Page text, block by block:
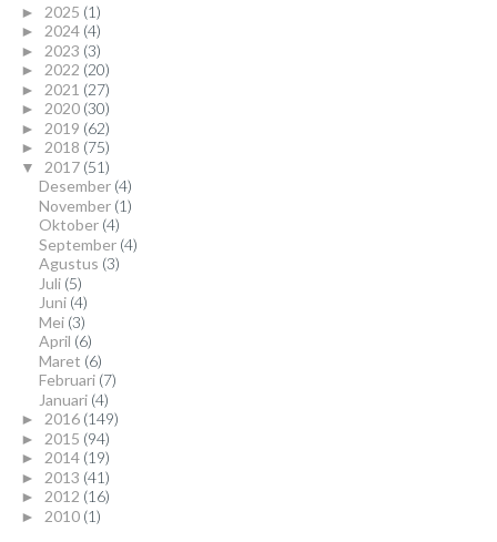
► 2025 (1)
► 2024 (4)
► 2023 (3)
► 2022 (20)
► 2021 (27)
► 2020 (30)
► 2019 (62)
► 2018 (75)
▼ 2017 (51)
Desember (4)
November (1)
Oktober (4)
September (4)
Agustus (3)
Juli (5)
Juni (4)
Mei (3)
April (6)
Maret (6)
Februari (7)
Januari (4)
► 2016 (149)
► 2015 (94)
► 2014 (19)
► 2013 (41)
► 2012 (16)
► 2010 (1)